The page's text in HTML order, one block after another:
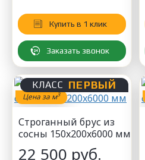
Купить в 1 клик
Заказать звонок
Цена за м3
КЛАСС ПЕРВЫЙ
Строганный брус из
сосны 150x200x6000 мм
22 500 руб.